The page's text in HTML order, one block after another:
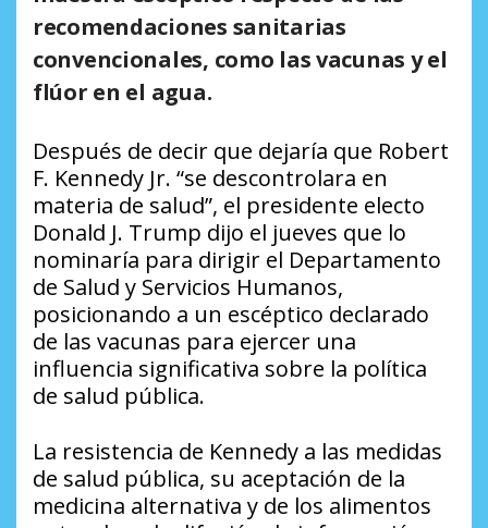
recomendaciones sanitarias
convencionales, como las vacunas y el
flúor en el agua.
Después de decir que dejaría que Robert
F. Kennedy Jr. “se descontrolara en
materia de salud”, el presidente electo
Donald J. Trump dijo el jueves que lo
nominaría para dirigir el Departamento
de Salud y Servicios Humanos,
posicionando a un escéptico declarado
de las vacunas para ejercer una
influencia significativa sobre la política
de salud pública.
La resistencia de Kennedy a las medidas
de salud pública, su aceptación de la
medicina alternativa y de los alimentos